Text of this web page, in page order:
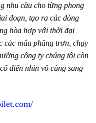
nhu cầu cho từng phong
đoạn, tạo ra các dòng
hòa hợp với thời đại
các mẫu phẳng trơn, chạy
công ty chúng tôi còn
điển nhìn vô cùng sang